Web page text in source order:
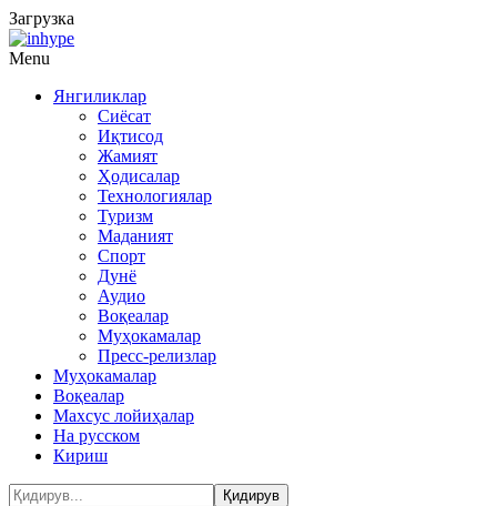
Загрузка
Menu
Янгиликлар
Сиёсат
Иқтисод
Жамият
Ҳодисалар
Технологиялар
Туризм
Маданият
Спорт
Дунё
Аудио
Воқеалар
Муҳокамалар
Пресс-релизлар
Муҳокамалар
Воқеалар
Махсус лойиҳалар
На русском
Кириш